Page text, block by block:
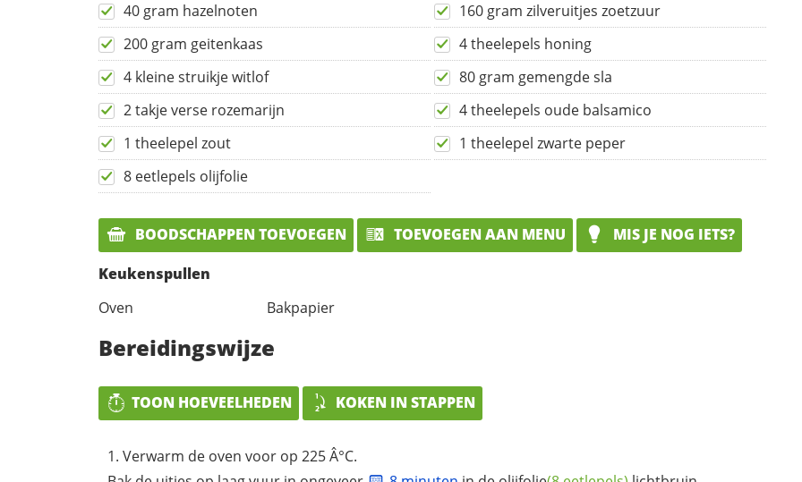
40 gram hazelnoten
160 gram zilveruitjes zoetzuur
200 gram geitenkaas
4 theelepels honing
4 kleine struikje witlof
80 gram gemengde sla
2 takje verse rozemarijn
4 theelepels oude balsamico
1 theelepel zout
1 theelepel zwarte peper
8 eetlepels olijfolie
BOODSCHAPPEN TOEVOEGEN TOEVOEGEN AAN MENU
MIS JE NOG IETS?
Keukenspullen
Oven
Bakpapier
Bereidingswijze
TOON HOEVEELHEDEN KOKEN IN STAPPEN
Verwarm de oven voor op 225 Â°C.